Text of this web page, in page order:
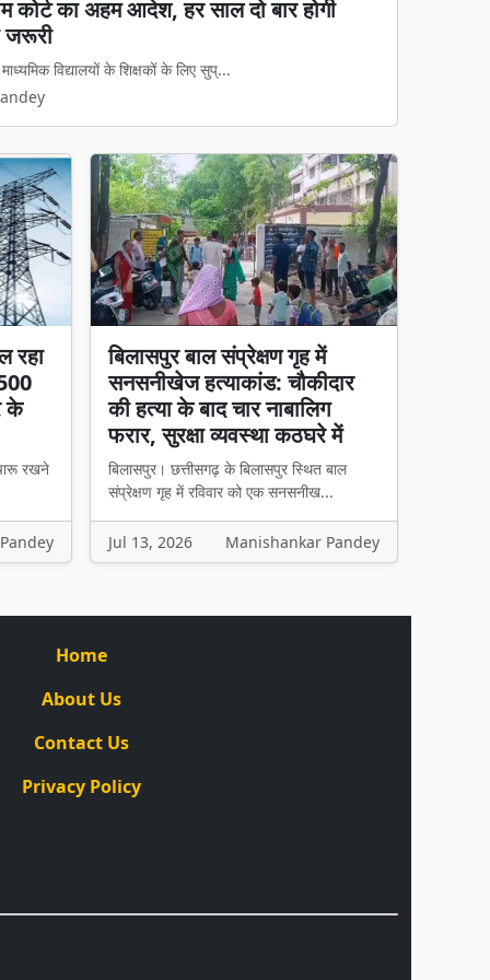
लागू: अवैध धर्मांतरण पर सख्त शिकंजा, गृह
का डर दिखेगा'
पर अब नया कानूनी ढांचा पूरी तरह ...
रहा
के
रखने
बिलासपुर बाल संप्रेक्षण गृह में
सनसनीखेज हत्याकांड: चौकीदार
की हत्या के बाद चार नाबालिग
फरार, सुरक्षा व्यवस्था कठघरे में
बिलासपुर। छत्तीसगढ़ के बिलासपुर स्थित बाल
संप्रेक्षण गृह में रविवार को एक सनसनीख...
Jul 13, 2026 Manishankar Pandey
Home
About Us
Contact Us
Privacy Policy